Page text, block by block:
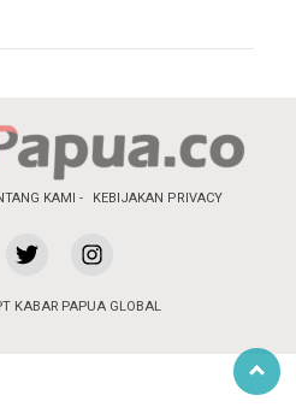
KAMI KEBIJAKAN PRIVACY
KABAR PAPUA GLOBAL